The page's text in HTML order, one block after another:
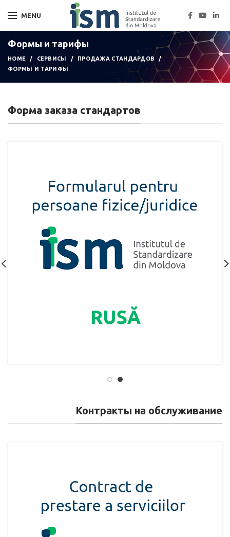
MENU
Формы и тарифы
HOME СЕРВИСЫ
ПРОДАЖА СТАНДАРДОВ
ФОРМЫ И ТАРИФЫ
Форма заказа стандартов
Контракты на обслуживание